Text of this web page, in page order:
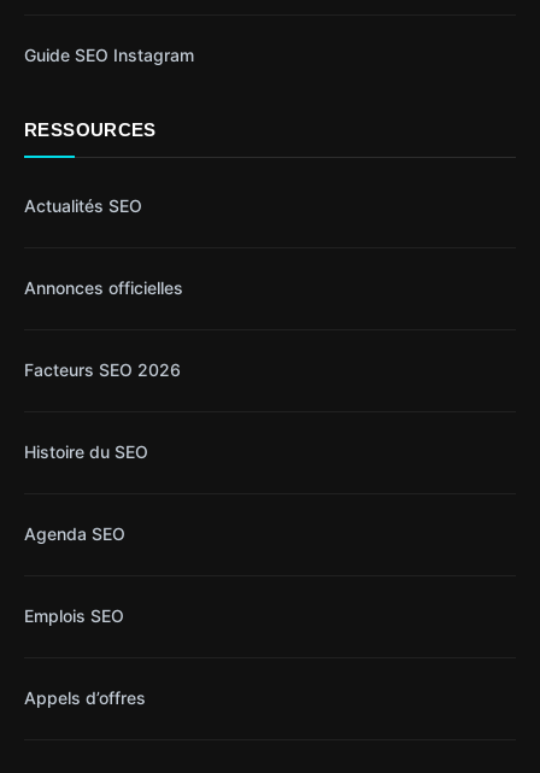
Guide SEO Instagram
RESSOURCES
Actualités SEO
Annonces officielles
Facteurs SEO 2026
Histoire du SEO
Agenda SEO
Emplois SEO
Appels d’offres